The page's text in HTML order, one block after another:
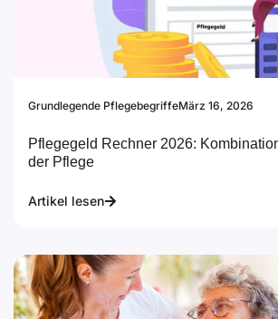
Grundlegende PflegebegriffeMärz 16, 2026
Pflegegeld Rechner 2026:
der Pflege
Artikel lesen